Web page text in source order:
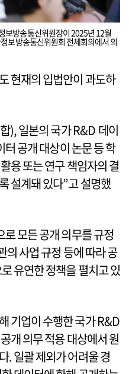
보방송통신위원장이 2025년 12월
보방송통신위원회 전체회의에서 의
현재의 입법안이 과도하
), 일본의 국가 R&D 데이
공개 대상이 논문 등 학
용 또는 연구 책임자의 결
설계돼 있다”고 설명했
모든 공개 의무를 규정
사업 규정 등에 따라 공
유연한 정책을 펼치고 있
기업이 수행한 국가 R&D
개 의무 적용 대상에서 원
. 일괄 제외가 어려울 경